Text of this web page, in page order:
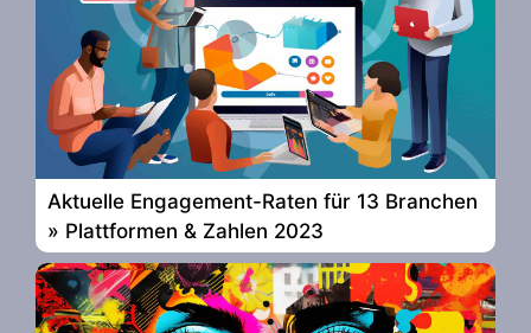
Aktuelle Engagement-Raten für 13 Branchen
» Plattformen & Zahlen 2023